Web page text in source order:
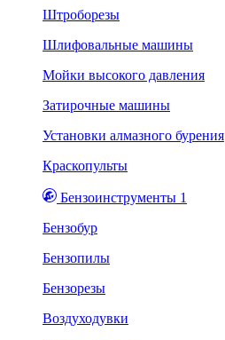
Штроборезы
Шлифовальные машины
Мойки высокого давления
Затирочные машины
Установки алмазного бурения
Краскопульты
Бензоинструменты 1
Бензобур
Бензопилы
Бензорезы
Воздуходувки